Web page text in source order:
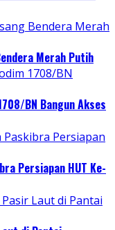
Merah Putih
BN Bangun Akses
Persiapan HUT Ke-